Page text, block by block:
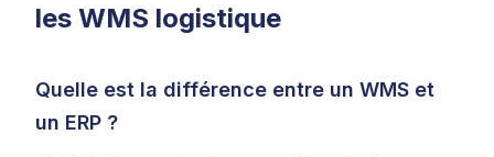
les WMS logistique
Quelle est la différence entre un WMS et
un ERP ?